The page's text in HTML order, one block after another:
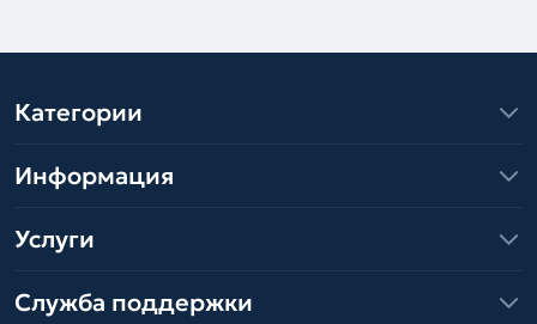
Категории
Информация
Услуги
Служба поддержки